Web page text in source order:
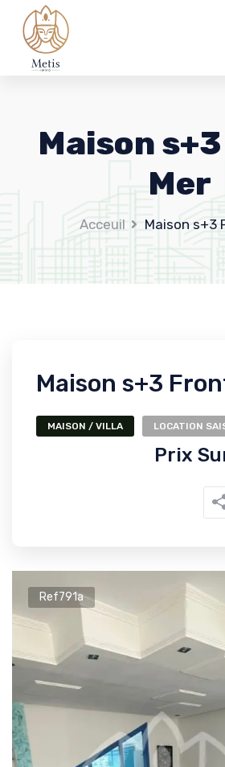
Maison
Mer
Acceuil Maison s+3
Maison s+3
MAISON / VILLA LOCATION
Prix
Ref791a